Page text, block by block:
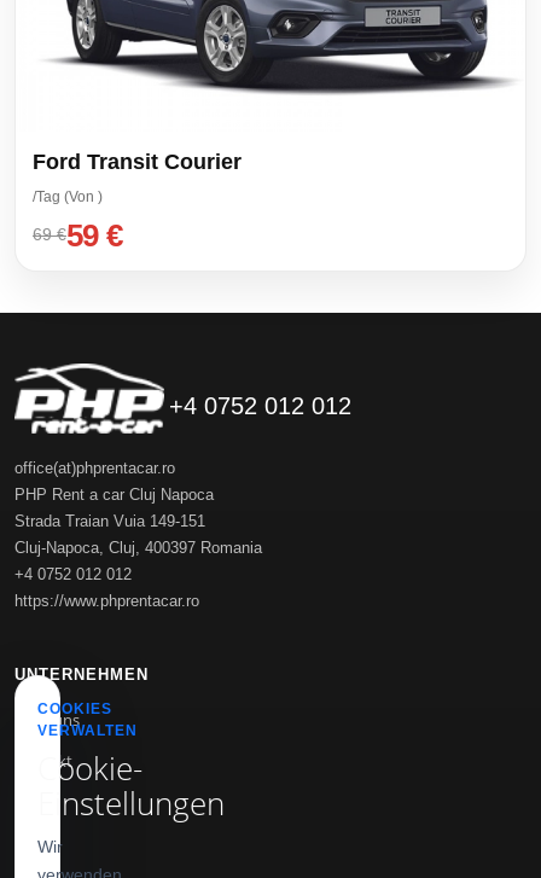
Ford Transit Courier
/Tag (Von )
69 €59 €
+4 0752 012 012
office(at)phprentacar.ro
PHP Rent a car Cluj Napoca
Strada Traian Vuia 149-151
Cluj-Napoca, Cluj, 400397 Romania
+4 0752 012 012
https://www.phprentacar.ro
UNTERNEHMEN
Über uns
Kontakt
INFO
COOKIES
VERWALTEN
Cookie-
Einstellungen
Wir